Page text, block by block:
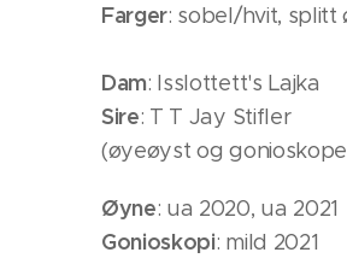
Farger: sobel/hvit, splitt
Dam: Isslottett's Lajka
Sire: T T Jay Stifler
(øyeøyst og
Øyne: ua 2020, ua 2021
Gonioskopi: mild 2021